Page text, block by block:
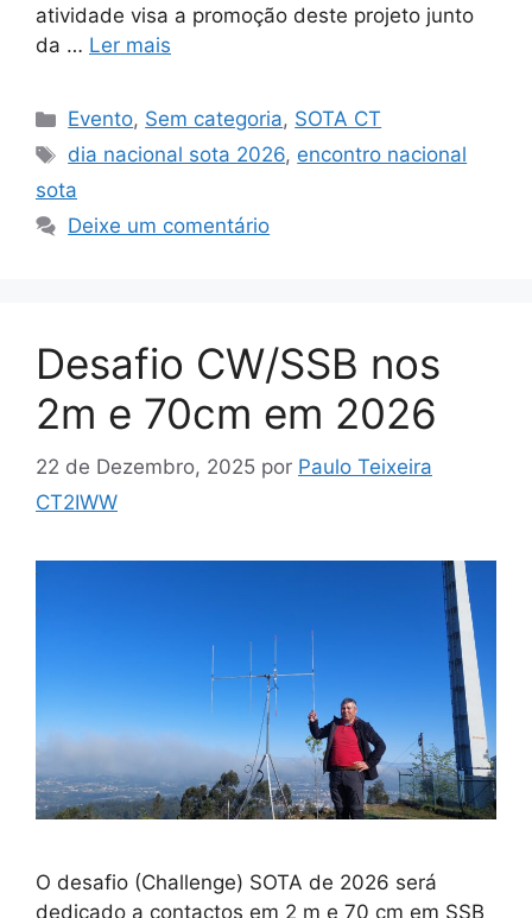
atividade visa a promoção deste projeto junto
da … Ler mais
Categorias
Evento, Sem categoria, SOTA CT
Etiquetas
dia nacional sota 2026, encontro nacional
sota
Deixe um comentário
Desafio CW/SSB nos
2m e 70cm em 2026
22 de Dezembro, 2025 por Paulo Teixeira
CT2IWW
O desafio (Challenge) SOTA de 2026 será
dedicado a contactos em 2 m e 70 cm em SSB